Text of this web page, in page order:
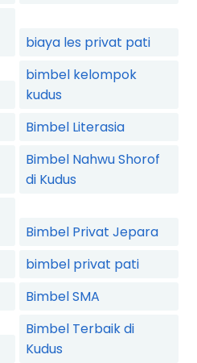
biaya les privat pati
bimbel kelompok
kudus
Bimbel Literasia
Bimbel Nahwu Shorof
di Kudus
Bimbel Privat Jepara
bimbel privat pati
Bimbel SMA
Bimbel Terbaik di
Kudus